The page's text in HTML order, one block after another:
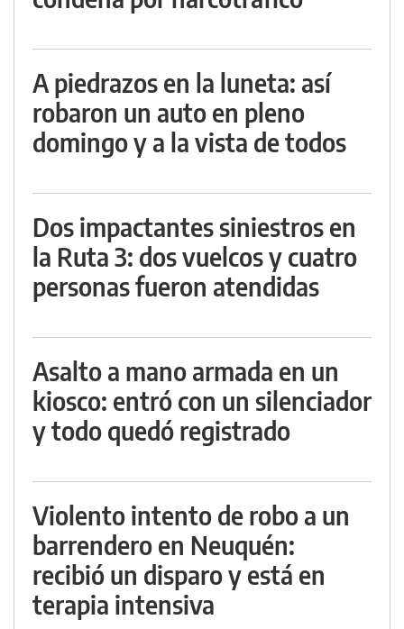
A piedrazos en la luneta: así
robaron un auto en pleno
domingo y a la vista de todos
Dos impactantes siniestros en
la Ruta 3: dos vuelcos y cuatro
personas fueron atendidas
Asalto a mano armada en un
kiosco: entró con un silenciador
y todo quedó registrado
Violento intento de robo a un
barrendero en Neuquén:
recibió un disparo y está en
terapia intensiva